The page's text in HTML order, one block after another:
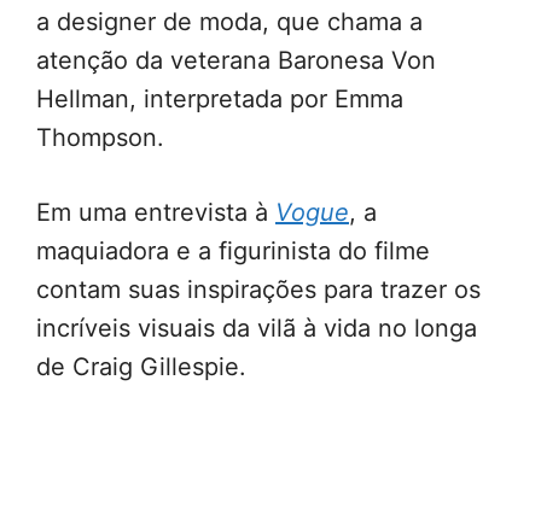
a designer de moda, que chama a
atenção da veterana Baronesa Von
Hellman, interpretada por Emma
Thompson.
Em uma entrevista à Vogue, a
maquiadora e a figurinista do filme
contam suas inspirações para trazer os
incríveis visuais da vilã à vida no longa
de Craig Gillespie.